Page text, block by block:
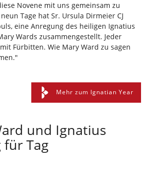
Novene mit uns gemeinsam zu
Tage hat Sr. Ursula Dirmeier CJ
eine Anregung des heiligen Ignatius
Wards zusammengestellt. Jeder
Fürbitten. Wie Mary Ward zu sagen
Mehr zum Ignatian Year
und Ignatius
für Tag